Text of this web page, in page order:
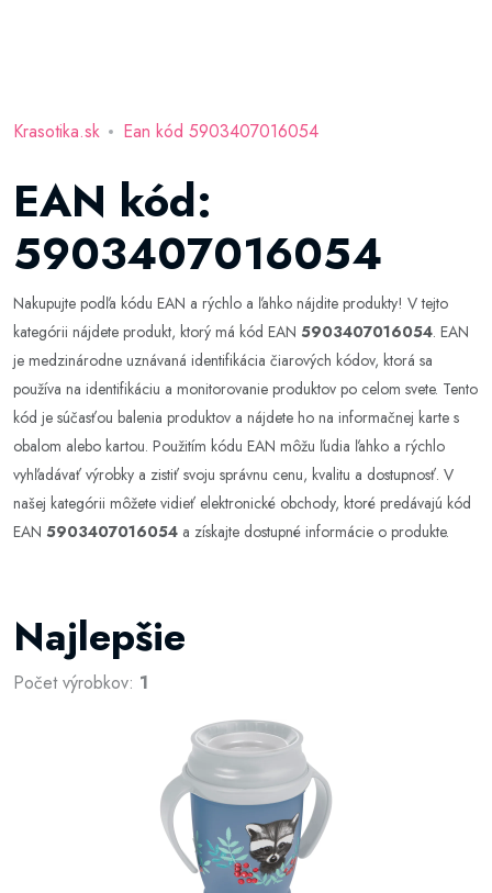
Krasotika.sk Ean kód 5903407016054
EAN kód:
5903407016054
Nakupujte podľa kódu EAN a rýchlo a ľahko nájdite produkty! V tejto
kategórii nájdete produkt, ktorý má kód EAN 5903407016054. EAN
je medzinárodne uznávaná identifikácia čiarových kódov, ktorá sa
používa na identifikáciu a monitorovanie produktov po celom svete. Tento
kód je súčasťou balenia produktov a nájdete ho na informačnej karte s
obalom alebo kartou. Použitím kódu EAN môžu ľudia ľahko a rýchlo
vyhľadávať výrobky a zistiť svoju správnu cenu, kvalitu a dostupnosť. V
našej kategórii môžete vidieť elektronické obchody, ktoré predávajú kód
EAN 5903407016054 a získajte dostupné informácie o produkte.
Najlepšie
Počet výrobkov: 1